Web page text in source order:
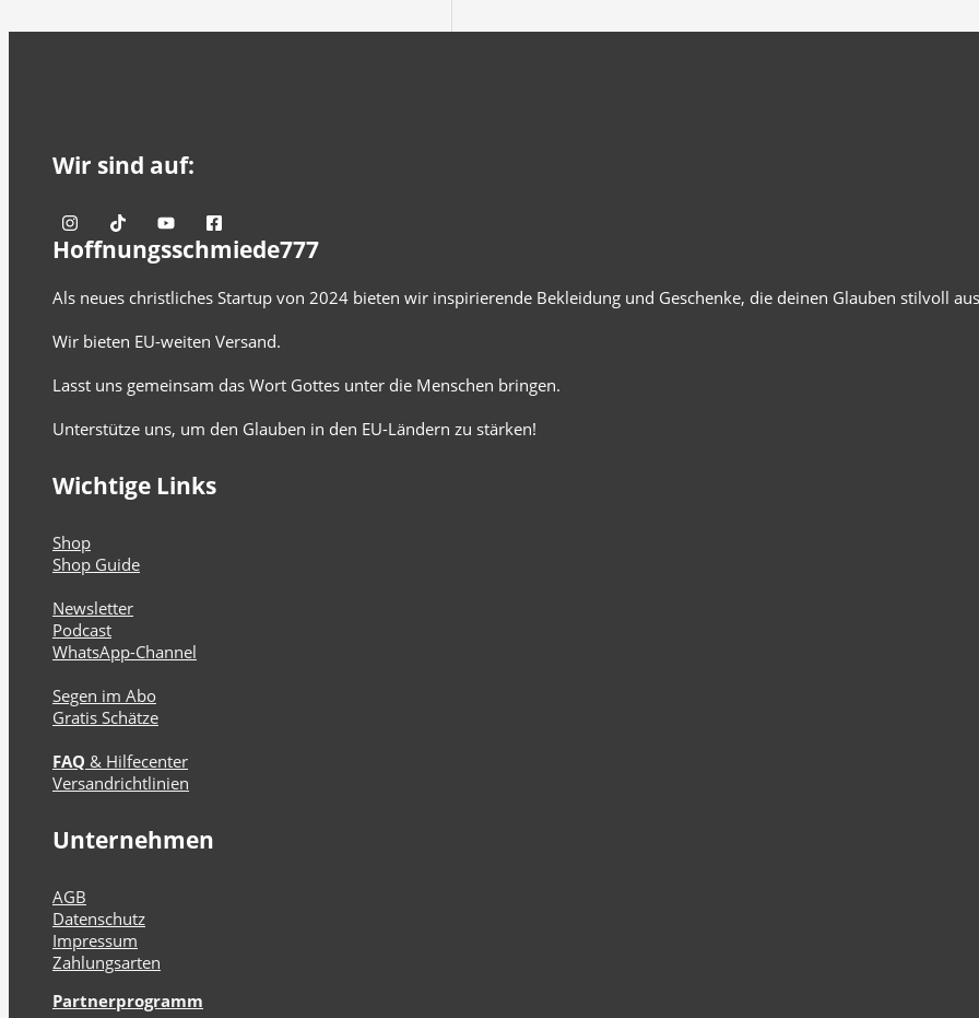
Wir sind auf:
Hoffnungsschmiede777
Als neues christliches Startup von 2024 bieten wir inspirierende Bekleidung und Geschenke, die deinen Glauben stilvoll
Wir bieten EU-weiten Versand.
Lasst uns gemeinsam das Wort Gottes unter die Menschen bringen.
Unterstütze uns, um den Glauben in den EU-Ländern zu stärken!
Wichtige Links
Shop
Shop Guide
Newsletter
Podcast
WhatsApp-Channel
Segen im Abo
Gratis Schätze
FAQ & Hilfecenter
Versandrichtlinien
Unternehmen
AGB
Datenschutz
Impressum
Zahlungsarten
Partnerprogramm